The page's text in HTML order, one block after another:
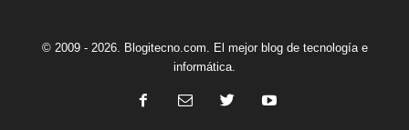
© 2009 - 2026. Blogitecno.com. El mejor blog de tecnología e
informática.